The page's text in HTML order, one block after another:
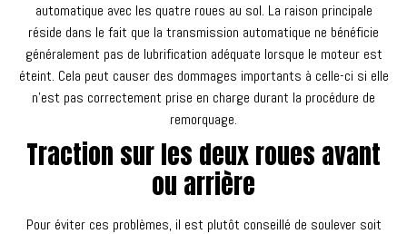
automatique avec les quatre roues au sol. La raison principale
réside dans le fait que la transmission automatique ne bénéficie
généralement pas de lubrification adéquate lorsque le moteur est
éteint. Cela peut causer des dommages importants à celle-ci si elle
n’est pas correctement prise en charge durant la procédure de
remorquage.
Traction sur les deux roues avant
ou arrière
Pour éviter ces problèmes, il est plutôt conseillé de soulever soit